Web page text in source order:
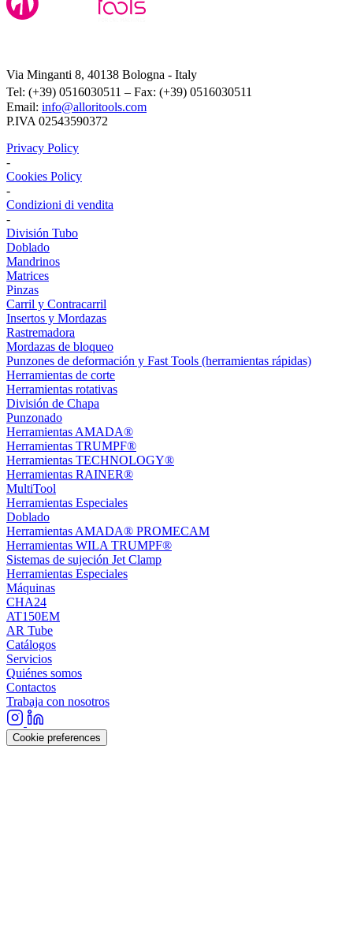
Via Minganti 8, 40138 Bologna - Italy
Tel: (+39) 0516030511 – Fax: (+39) 0516030511
Email: info@alloritools.com
P.IVA 02543590372
Privacy Policy
-
Cookies Policy
-
Condizioni di vendita
-
División Tubo
Doblado
Mandrinos
Matrices
Pinzas
Carril y Contracarril
Insertos y Mordazas
Rastremadora
Mordazas de bloqueo
Punzones de deformación y Fast Tools (herramientas rápidas)
Herramientas de corte
Herramientas rotativas
División de Chapa
Punzonado
Herramientas AMADA®
Herramientas TRUMPF®
Herramientas TECHNOLOGY®
Herramientas RAINER®
MultiTool
Herramientas Especiales
Doblado
Herramientas AMADA® PROMECAM
Herramientas WILA TRUMPF®
Sistemas de sujeción Jet Clamp
Herramientas Especiales
Máquinas
CHA24
AT150EM
AR Tube
Catálogos
Servicios
Quiénes somos
Contactos
Trabaja con nosotros
Cookie preferences